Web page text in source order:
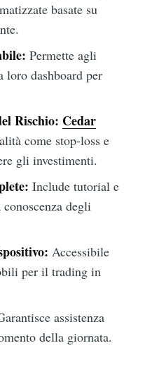
basate su
Permette agli
loro dashboard per
Rischio: Cedar
come stop-loss e
gli investimenti.
Include tutorial e
degli
Accessibile
per il trading in
assistenza
della giornata.